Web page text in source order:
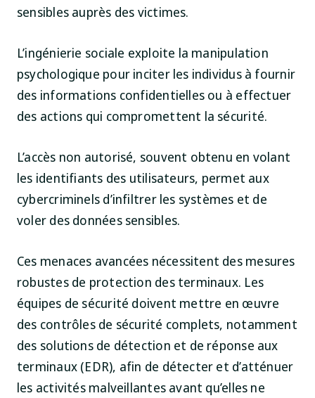
sensibles auprès des victimes.
L’ingénierie sociale exploite la manipulation
psychologique pour inciter les individus à fournir
des informations confidentielles ou à effectuer
des actions qui compromettent la sécurité.
L’accès non autorisé, souvent obtenu en volant
les identifiants des utilisateurs, permet aux
cybercriminels d’infiltrer les systèmes et de
voler des données sensibles.
Ces menaces avancées nécessitent des mesures
robustes de protection des terminaux. Les
équipes de sécurité doivent mettre en œuvre
des contrôles de sécurité complets, notamment
des solutions de détection et de réponse aux
terminaux (EDR), afin de détecter et d’atténuer
les activités malveillantes avant qu’elles ne